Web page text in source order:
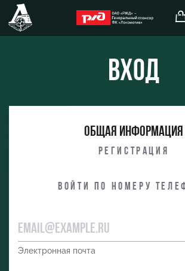
Организация мероприятий
Аренда площадей
Вход
Общая информация
Регистрация
Войти по номеру
Электронная почта